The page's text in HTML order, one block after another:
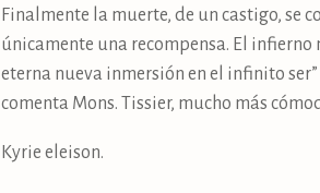
Finalmente la muerte, de un castigo, se
únicamente una recompensa. El infierno
eterna nueva inmersión en el infinito
comenta Mons. Tissier, mucho más
Kyrie eleison.